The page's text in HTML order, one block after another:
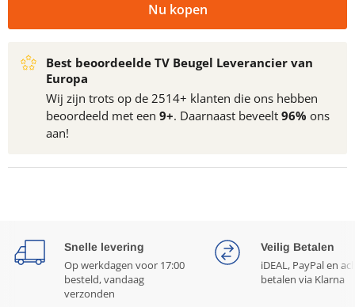
Nu kopen
Best beoordeelde TV Beugel Leverancier van
Europa
Wij zijn trots op de 2514+ klanten die ons hebben
beoordeeld met een 9+. Daarnaast beveelt 96% ons
aan!
Snelle levering
Op werkdagen voor 17:00
besteld, vandaag
verzonden
Veilig Betalen
iDEAL, PayPal en
betalen via Klarna